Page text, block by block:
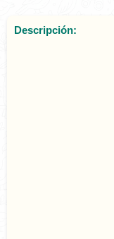
Descripción: